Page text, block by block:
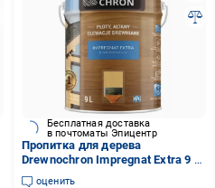
Бесплатная доставка
в почтоматы Эпицентр
Пропитка для дерева
Drewnochron Impregnat Extra 9 л
Сосна (2790695344)
оценить